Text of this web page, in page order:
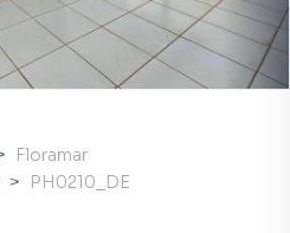
Floramar
PH0210_DE